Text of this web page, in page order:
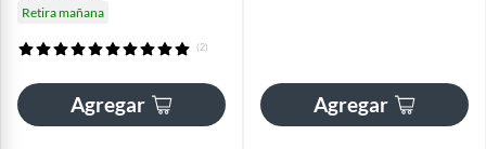
Retira mañana
(2)
Agregar Agregar